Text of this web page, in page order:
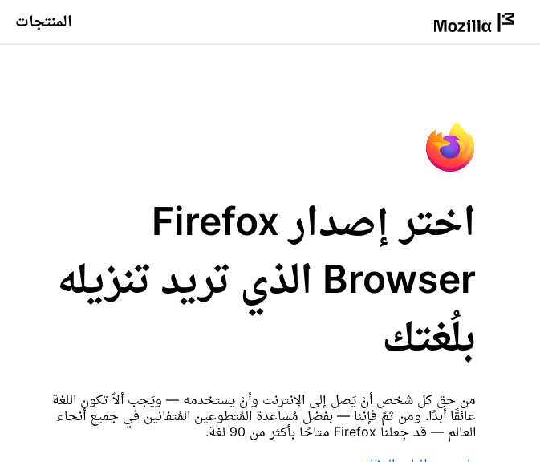
المنتجات
اختر إصدار Firefox
Browser الذي تريد تنزيله
بلُغتك
من حق كل شخص أنْ يَصل إلى الإنترنت وأنْ يستخدمه — ويَجب ألاّ تكون اللغة
عائقًا أبدًا. ومن ثمّ فإننا — بفضل مُساعدة المُتطوعين المُتفانين في جميع أنحاء
العالم — قد جعلنا Firefox متاحًا بأكثر من 90 لغة.